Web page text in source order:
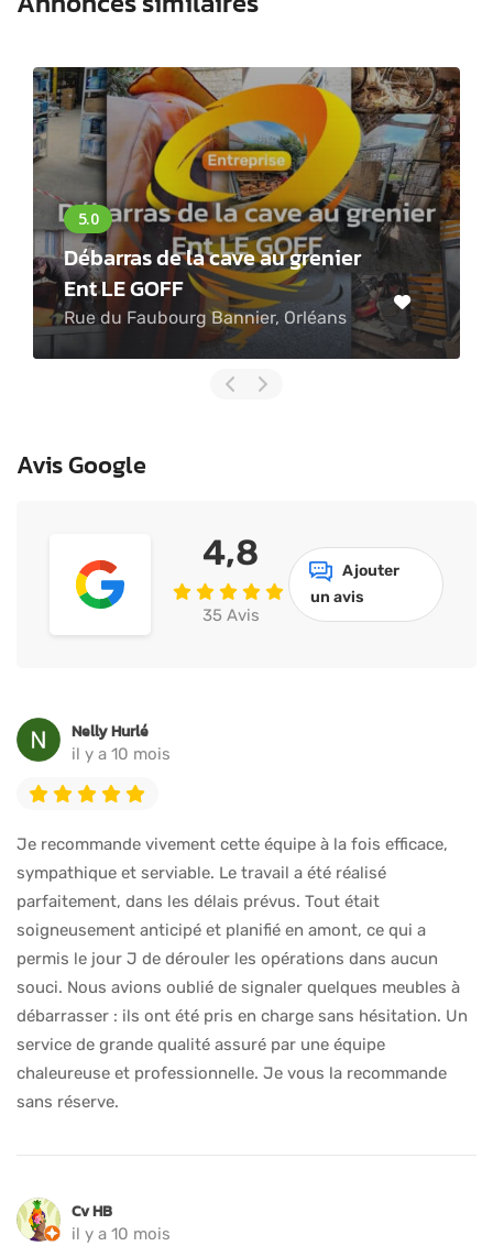
Les camions jaunes debarras
Rue du Meunier, Trouy
Avis Google
4,8
35 Avis
Ajouter
un avis
Nelly Hurlé
il y a 10 mois
Je recommande vivement cette équipe à la fois efficace,
sympathique et serviable. Le travail a été réalisé
parfaitement, dans les délais prévus. Tout était
soigneusement anticipé et planifié en amont, ce qui a
permis le jour J de dérouler les opérations dans aucun
souci. Nous avions oublié de signaler quelques meubles à
débarrasser : ils ont été pris en charge sans hésitation. Un
service de grande qualité assuré par une équipe
chaleureuse et professionnelle. Je vous la recommande
sans réserve.
Cv HB
il y a 10 mois